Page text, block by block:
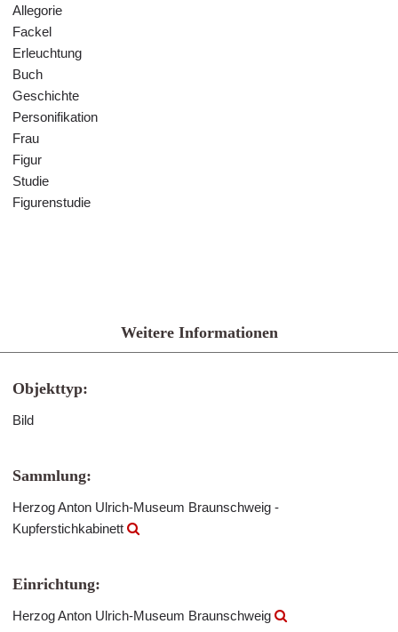
Allegorie
Fackel
Erleuchtung
Buch
Geschichte
Personifikation
Frau
Figur
Studie
Figurenstudie
Weitere Informationen
Objekttyp:
Bild
Sammlung:
Herzog Anton Ulrich-Museum Braunschweig -
Kupferstichkabinett
Einrichtung:
Herzog Anton Ulrich-Museum Braunschweig